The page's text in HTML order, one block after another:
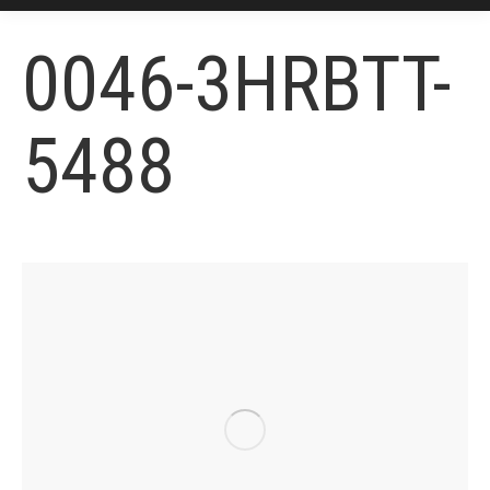
0046-3HRBTT-
5488